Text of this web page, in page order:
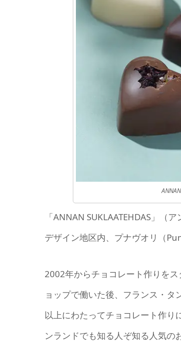
「ANNAN SUKLAATEHDAS」（
デザイン地区内、プナヴオリ（
2002年からチョコレート作りを
ョップで働いた後、フランス・
以上にわたってチョコレート作り
ンランドでも知る人ぞ知る人気の